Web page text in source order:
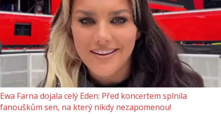
Ewa Farna dojala celý Eden: Před koncertem splnila
fanouškům sen, na který nikdy nezapomenou!